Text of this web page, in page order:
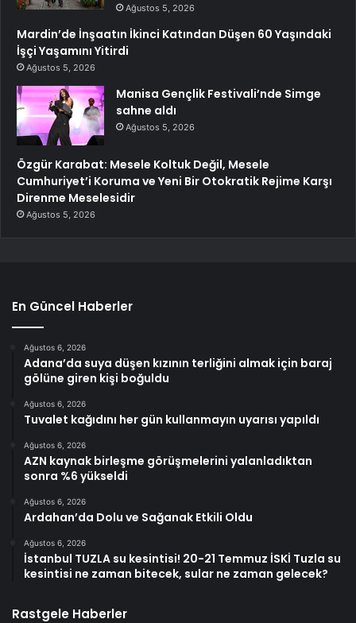
Ağustos 5, 2026
Mardin’de İnşaatın İkinci Katından Düşen 60 Yaşındaki
İşçi Yaşamını Yitirdi
Ağustos 5, 2026
Manisa Gençlik Festivali’nde Simge
sahne aldı
Ağustos 5, 2026
Özgür Karabat: Mesele Koltuk Değil, Mesele
Cumhuriyet’i Koruma ve Yeni Bir Otokratik Rejime Karşı
Direnme Meselesidir
Ağustos 5, 2026
En Güncel Haberler
Ağustos 6, 2026
Adana’da suya düşen kızının terliğini almak için baraj
gölüne giren kişi boğuldu
Ağustos 6, 2026
Tuvalet kağıdını her gün kullanmayın uyarısı yapıldı
Ağustos 6, 2026
AZN kaynak birleşme görüşmelerini yalanladıktan
sonra %6 yükseldi
Ağustos 6, 2026
Ardahan’da Dolu ve Sağanak Etkili Oldu
Ağustos 6, 2026
İstanbul TUZLA su kesintisi! 20-21 Temmuz İSKİ Tuzla su
kesintisi ne zaman bitecek, sular ne zaman gelecek?
Rastgele Haberler